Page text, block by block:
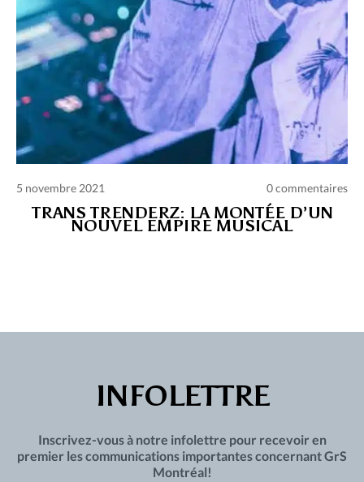
5 novembre 2021 0 commentaires
TRANS TRENDERZ: LA MONTÉE D’UN
NOUVEL EMPIRE MUSICAL
INFOLETTRE
Inscrivez-vous à notre infolettre pour recevoir en
premier les communications importantes concernant GrS
Montréal!